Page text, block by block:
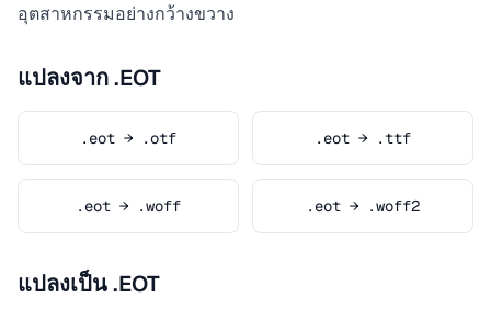
อุตสาหกรรมอย่างกว้างขวาง
แปลงจาก .EOT
.eot → .otf .eot → .ttf
.eot → .woff .eot → .woff2
แปลงเป็น .EOT